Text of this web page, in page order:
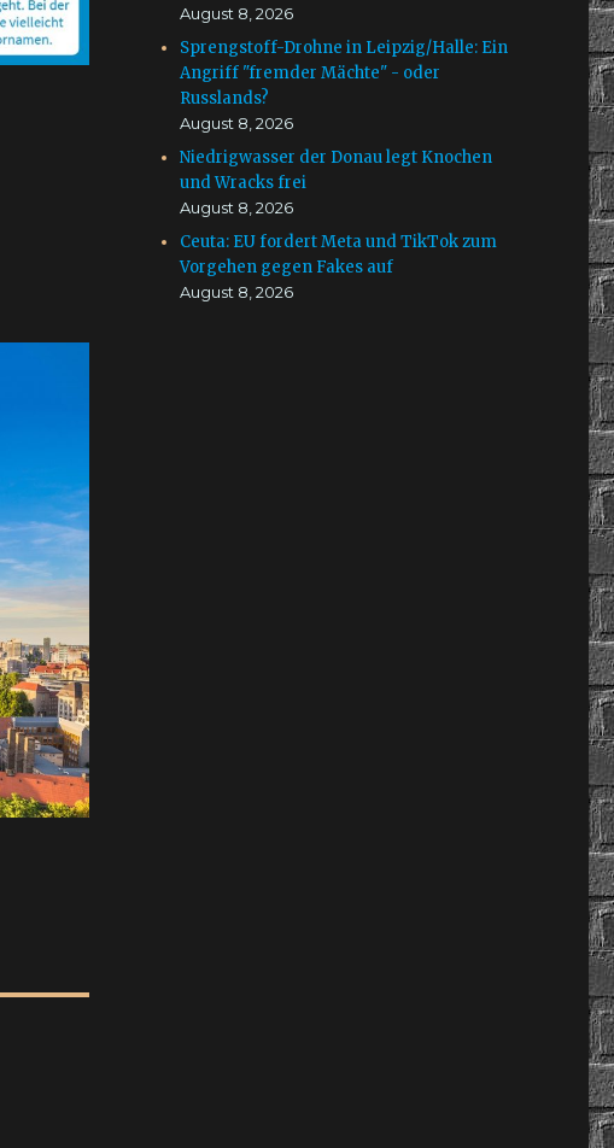
August 8, 2026
Sprengstoff-Drohne in Leipzig/Halle: Ein
Angriff "fremder Mächte" - oder
Russlands?
August 8, 2026
Niedrigwasser der Donau legt Knochen
und Wracks frei
August 8, 2026
Ceuta: EU fordert Meta und TikTok zum
Vorgehen gegen Fakes auf
August 8, 2026